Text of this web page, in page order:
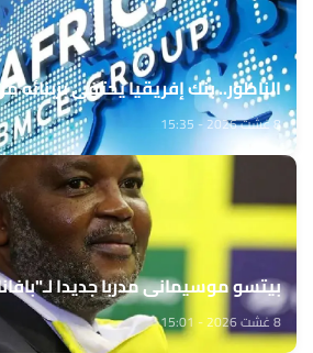
الناظور.. بنك إفريقيا يحتفي بزبنائه
8 غشت 2026 - 15:35
بيتسو موسيماني مدربا جديدا لـ"بافانا
8 غشت 2026 - 15:01